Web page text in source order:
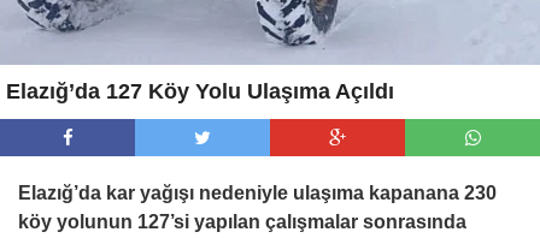
Elazığ’da 127 Köy Yolu Ulaşıma Açıldı
Elazığ’da kar yağışı nedeniyle ulaşıma kapanana 230
köy yolunun 127’si yapılan çalışmalar sonrasında